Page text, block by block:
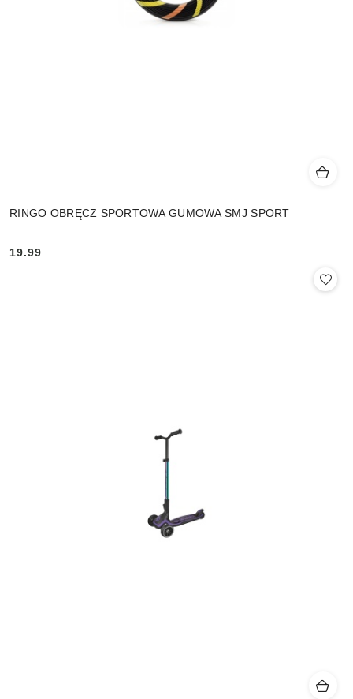
RINGO OBRĘCZ SPORTOWA GUMOWA SMJ SPORT
Cena:
19.99